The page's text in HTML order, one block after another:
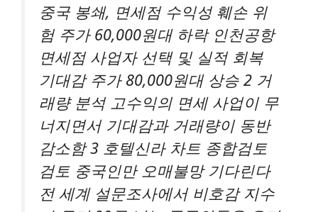
중국 봉쇄, 면세점 수익성 훼손 위
험 주가 60,000원대 하락 인천공항
면세점 사업자 선택 및 실적 회복
기대감 주가 80,000원대 상승 2 거
래량 분석 고수익의 면세 사업이 무
너지면서 기대감과 거래량이 동반
감소함 3 호텔신라 차트 종합검토
검토 중국인만 오매불망 기다린다
전 세계 설문조사에서 비호감 지수